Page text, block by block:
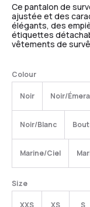
Ce pantalon de
ajustée et des
élégants, des
étiquettes
vêtements de
Colour
Noir Noir/
Noir/Blanc
Marine/Ciel
Size
XXS XS S